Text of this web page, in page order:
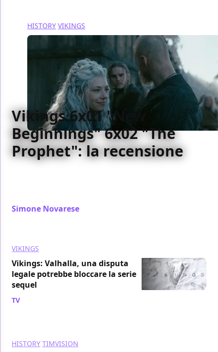
HISTORY VIKINGS
Vikings 6x01 "New
Beginnings" 6x02 "The
Prophet": la recensione
Simone Novarese
VIKINGS
Vikings: Valhalla, una disputa
legale potrebbe bloccare la serie
sequel
TV
HISTORY TIMVISION